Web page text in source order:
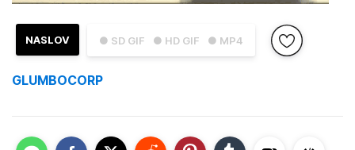
● SD GIF ● HD GIF ● MP4
NASLOV
GLUMBOCORP